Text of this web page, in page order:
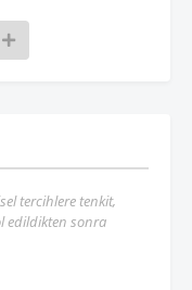
tercihlere tenkit,
edildikten sonra